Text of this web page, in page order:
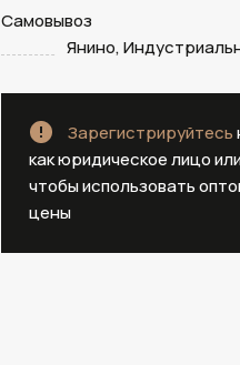
Самовывоз
Янино,
Зарегистрируйтесь
как юридическое лицо
чтобы использовать
цены